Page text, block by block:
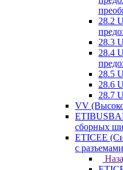
28.2
28.3
28.4
28.5
28.6
28.7
VV
сборных
ETICEE
с